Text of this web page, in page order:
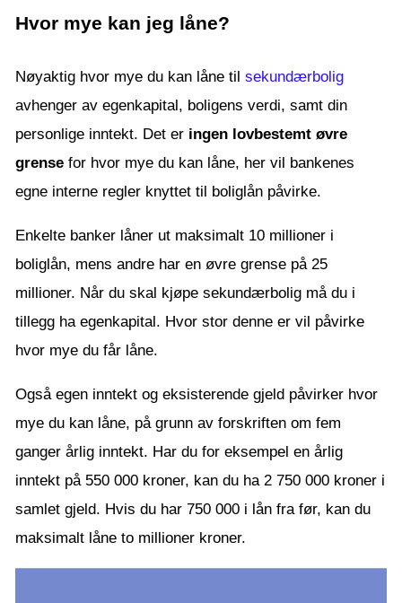
Hvor mye kan jeg låne?
Nøyaktig hvor mye du kan låne til sekundærbolig
avhenger av egenkapital, boligens verdi, samt din
personlige inntekt. Det er ingen lovbestemt øvre
grense for hvor mye du kan låne, her vil bankenes
egne interne regler knyttet til boliglån påvirke.
Enkelte banker låner ut maksimalt 10 millioner i
boliglån, mens andre har en øvre grense på 25
millioner. Når du skal kjøpe sekundærbolig må du i
tillegg ha egenkapital. Hvor stor denne er vil påvirke
hvor mye du får låne.
Også egen inntekt og eksisterende gjeld påvirker hvor
mye du kan låne, på grunn av forskriften om fem
ganger årlig inntekt. Har du for eksempel en årlig
inntekt på 550 000 kroner, kan du ha 2 750 000 kroner i
samlet gjeld. Hvis du har 750 000 i lån fra før, kan du
maksimalt låne to millioner kroner.